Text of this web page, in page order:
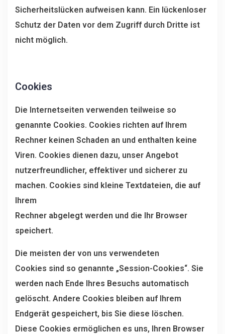
Sicherheitslücken aufweisen kann. Ein lückenloser
Schutz der Daten vor dem Zugriff durch Dritte ist
nicht möglich.
Cookies
Die Internetseiten verwenden teilweise so
genannte Cookies. Cookies richten auf Ihrem
Rechner keinen Schaden an und enthalten keine
Viren. Cookies dienen dazu, unser Angebot
nutzerfreundlicher, effektiver und sicherer zu
machen. Cookies sind kleine Textdateien, die auf
Ihrem
Rechner abgelegt werden und die Ihr Browser
speichert.
Die meisten der von uns verwendeten
Cookies sind so genannte „Session-Cookies“. Sie
werden nach Ende Ihres Besuchs automatisch
gelöscht. Andere Cookies bleiben auf Ihrem
Endgerät gespeichert, bis Sie diese löschen.
Diese Cookies ermöglichen es uns, Ihren Browser